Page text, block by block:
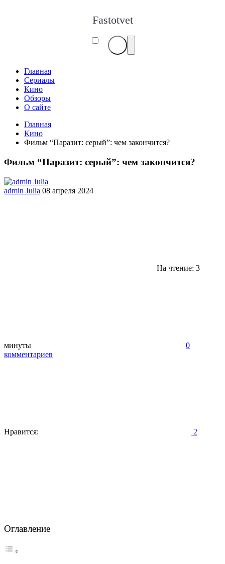
Fastotvet
Главная
Сериалы
Кино
Обзоры
О сайте
Главная
Кино
Фильм “Паразит: серый”: чем закончится?
Фильм “Паразит: серый”: чем закончится?
admin Julia 08 апреля 2024
На чтение: 3
минуты
0
комментариев
Нравится: 2
Оглавление